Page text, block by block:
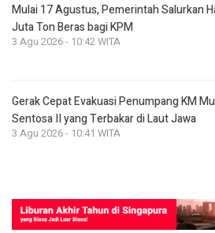
Mulai 17 Agustus, Pemerintah Salurkan
Juta Ton Beras bagi KPM
3 Agu 2026 - 10:42 WITA
Gerak Cepat Evakuasi Penumpang KM
Sentosa II yang Terbakar di Laut Jawa
3 Agu 2026 - 10:41 WITA